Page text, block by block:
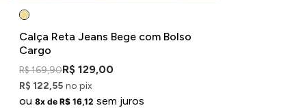
Calça Reta Jeans Bege com Bolso
Cargo
R$ 169,90R$ 129,00
R$ 122,55 no pix
ou8x de R$ 16,12 sem juros